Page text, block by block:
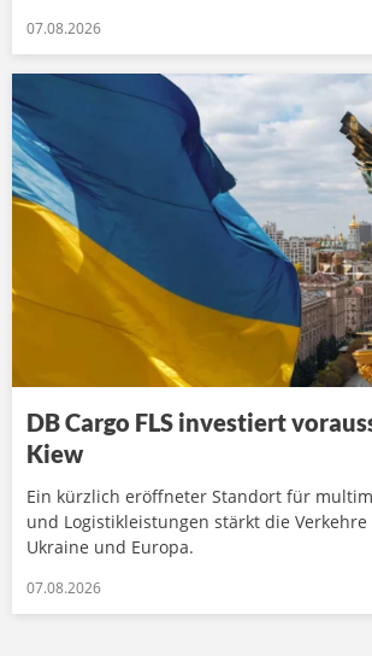
07.08.2026
DB Cargo FLS investiert
Kiew
Ein kürzlich eröffneter Standort für
und Logistikleistungen stärkt die
Ukraine und Europa.
07.08.2026